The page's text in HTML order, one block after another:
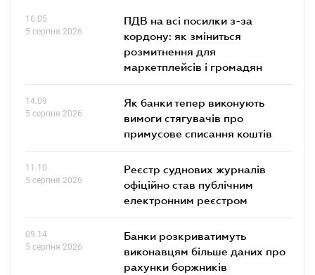
16.05
5 серпня 2026
ПДВ на всі посилки з-за
кордону: як зміниться
розмитнення для
маркетплейсів і громадян
14.09
5 серпня 2026
Як банки тепер виконують
вимоги стягувачів про
примусове списання коштів
11.10
5 серпня 2026
Реєстр суднових журналів
офіційно став публічним
електронним реєстром
09.14
5 серпня 2026
Банки розкриватимуть
виконавцям більше даних про
рахунки боржників